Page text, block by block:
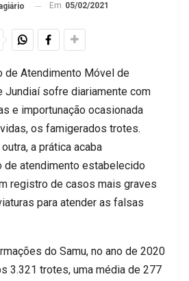
Em 05/02/2021
de Atendimento Móvel de
Jundiaí sofre diariamente com
e importunação ocasionada
os famigerados trotes.
a prática acaba
de atendimento estabelecido
registro de casos mais graves
para atender as falsas
do Samu, no ano de 2020
3.321 trotes, uma média de 277